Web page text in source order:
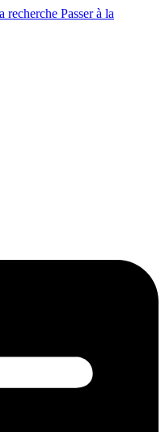
recherche Passer à la